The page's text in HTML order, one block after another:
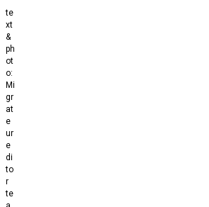
te
xt
&
ph
ot
o:
Mi
gr
at
e
ur
e
di
to
r
te